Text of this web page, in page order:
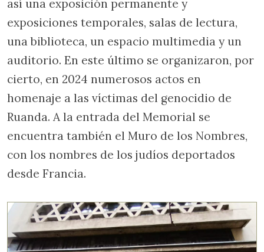
así una exposición permanente y
exposiciones temporales, salas de lectura,
una biblioteca, un espacio multimedia y un
auditorio. En este último se organizaron, por
cierto, en 2024 numerosos actos en
homenaje a las víctimas del genocidio de
Ruanda. A la entrada del Memorial se
encuentra también el Muro de los Nombres,
con los nombres de los judíos deportados
desde Francia.